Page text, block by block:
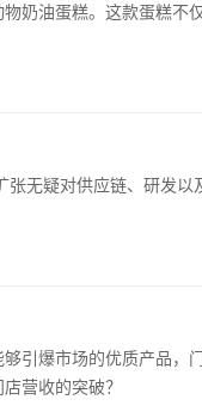
奶油蛋糕。这款蛋糕
无疑对供应链、研发
引爆市场的优质产品
营收的突破？